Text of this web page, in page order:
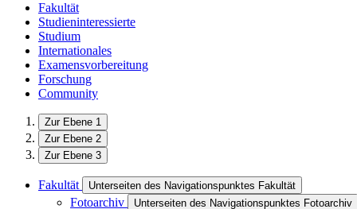
Fakultät
Studieninteressierte
Studium
Internationales
Examensvorbereitung
Forschung
Community
Zur Ebene 1
Zur Ebene 2
Zur Ebene 3
Fakultät Unterseiten des Navigationspunktes Fakultät
Fotoarchiv Unterseiten des Navigationspunktes Fotoarchiv